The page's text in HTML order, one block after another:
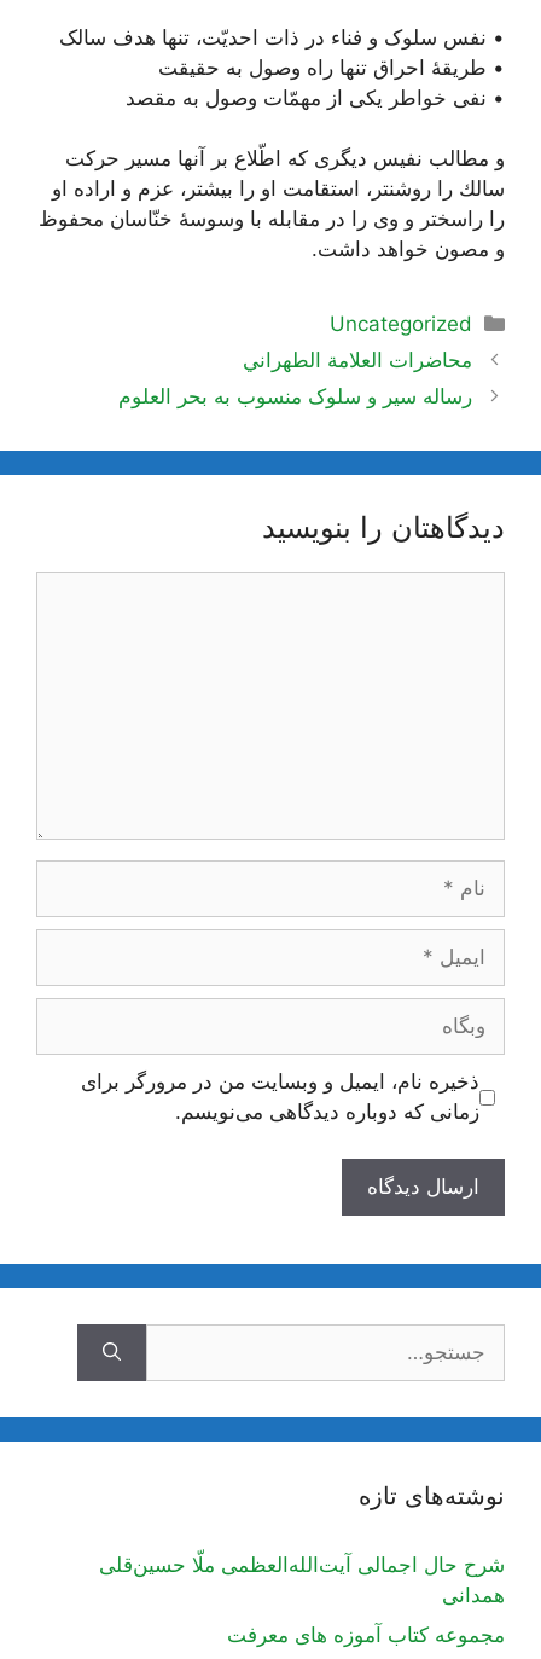
• نفس سلوک و فناء در ذات احديّت، تنها هدف سالک
• طریقۀ احراق تنها راه وصول به حقیقت
• نفی خواطر یکی از مهمّات وصول به مقصد
و مطالب نفیس دیگری كه اطّلاع بر آنها مسير حركت
سالك را روشن‏تر، استقامت او را بيشتر، عزم و اراده او
را راسخ‏تر و وى را در مقابله با وسوسۀ خنّاسان محفوظ
و مصون خواهد داشت.
دسته‌ها
Uncategorized
ناوبری
نوشته‌ها
محاضرات العلامة الطهراني
رساله سیر و سلوک منسوب به بحر العلوم
دیدگاهتان را بنویسید
ایمیل
وبگاه
ذخیره نام، ایمیل و وبسایت من در مرورگر برای
زمانی که دوباره دیدگاهی می‌نویسم.
نوشته‌های تازه
شرح حال اجمالی آیت‌الله‌العظمی ملّا حسین‌قلی
همدانی
مجموعه کتاب آموزه های معرفت